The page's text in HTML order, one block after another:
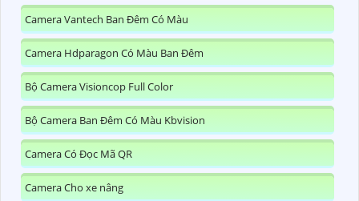
Camera Vantech Ban Đêm Có Màu
Camera Hdparagon Có Màu Ban Đêm
Bộ Camera Visioncop Full Color
Bộ Camera Ban Đêm Có Màu Kbvision
Camera Có Đọc Mã QR
Camera Cho xe nâng